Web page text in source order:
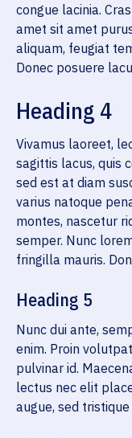
congue lacinia.
amet sit amet
aliquam, feugiat
Donec posuere
Heading 4
Vivamus laoreet,
sagittis lacus, quis
sed est at diam
varius natoque
montes, nascetur
semper. Nunc
fringilla mauris.
Heading 5
Nunc dui ante,
enim. Proin
pulvinar id.
lectus nec elit
augue, sed